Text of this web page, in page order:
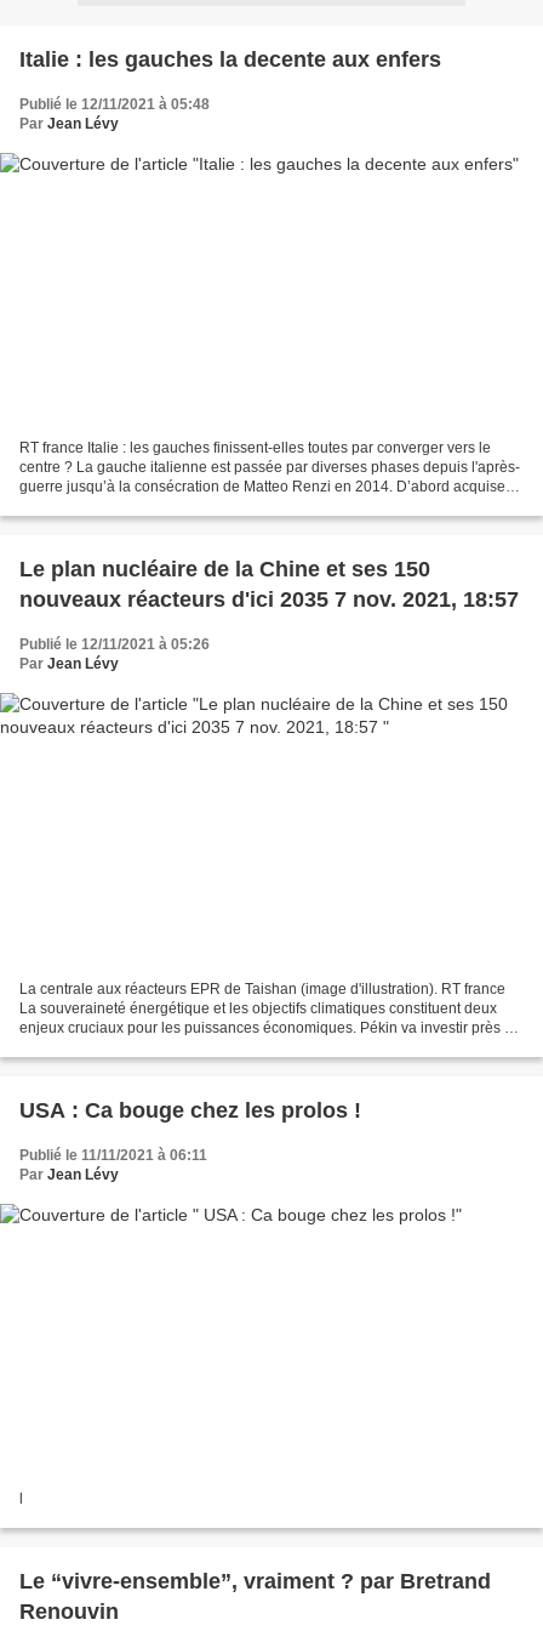
Italie : les gauches la decente aux enfers
Publié le 12/11/2021 à 05:48
Par Jean Lévy
RT france Italie : les gauches finissent-elles toutes par converger vers le
centre ? La gauche italienne est passée par diverses phases depuis l'après-
guerre jusqu’à la consécration de Matteo Renzi en 2014. D’abord acquise
Le plan nucléaire de la Chine et ses 150
nouveaux réacteurs d'ici 2035 7 nov. 2021, 18:57
Publié le 12/11/2021 à 05:26
Par Jean Lévy
La centrale aux réacteurs EPR de Taishan (image d'illustration). RT france
La souveraineté énergétique et les objectifs climatiques constituent deux
enjeux cruciaux pour les puissances économiques. Pékin va investir près de
USA : Ca bouge chez les prolos !
Publié le 11/11/2021 à 06:11
Par Jean Lévy
Le “vivre-ensemble”, vraiment ? par Bretrand
Renouvin